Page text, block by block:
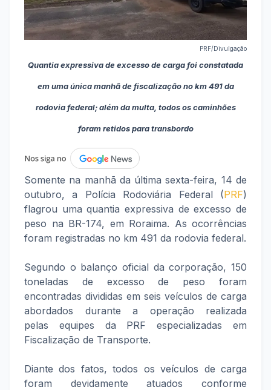
PRF/Divulgação
Quantia expressiva de excesso de carga foi constatada
em uma única manhã de fiscalização no km 491 da
rodovia federal; além da multa, todos os caminhões
foram retidos para transbordo
Somente na manhã da última sexta-feira, 14 de
outubro, a Polícia Rodoviária Federal (PRF)
flagrou uma quantia expressiva de excesso de
peso na BR-174, em Roraima. As ocorrências
foram registradas no km 491 da rodovia federal.
Segundo o balanço oficial da corporação, 150
toneladas de excesso de peso foram
encontradas divididas em seis veículos de carga
abordados durante a operação realizada
pelas equipes da PRF especializadas em
Fiscalização de Transporte.
Diante dos fatos, todos os veículos de carga
foram devidamente atuados conforme